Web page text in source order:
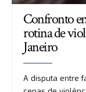
Confronto
rotina de
Janeiro
A disputa entre